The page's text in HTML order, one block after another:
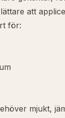
att
för:
mjukt,